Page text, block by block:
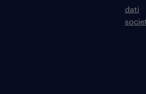
dati